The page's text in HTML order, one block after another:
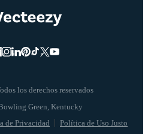
los derechos reservados
de Privacidad Política de Uso Justo